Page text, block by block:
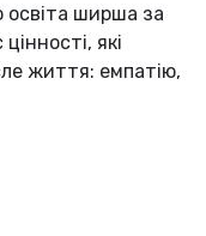
освіта ширша за
які
життя: емпатію,